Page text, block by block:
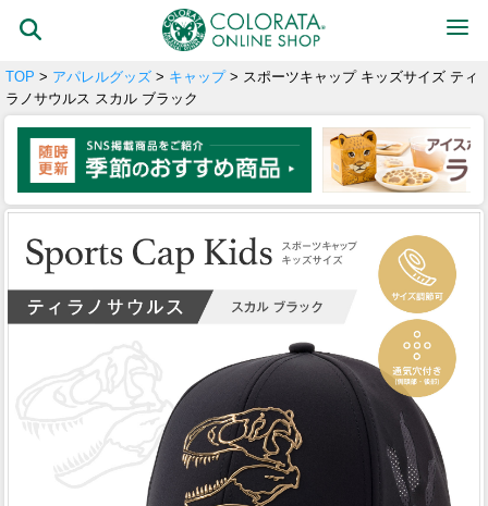
TOP > アパレルグッズ > キャップ> スポーツキャップ キッズサイズ ティ
ラノサウルス スカル ブラック